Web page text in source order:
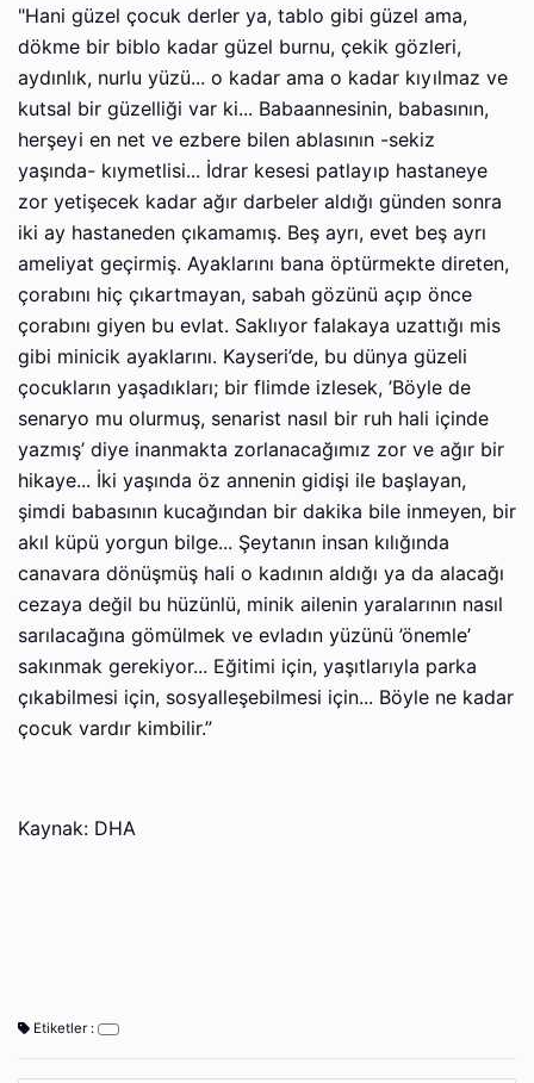
"Hani güzel çocuk derler ya, tablo gibi güzel ama,
dökme bir biblo kadar güzel burnu, çekik gözleri,
aydınlık, nurlu yüzü... o kadar ama o kadar kıyılmaz ve
kutsal bir güzelliği var ki... Babaannesinin, babasının,
herşeyi en net ve ezbere bilen ablasının -sekiz
yaşında- kıymetlisi... İdrar kesesi patlayıp hastaneye
zor yetişecek kadar ağır darbeler aldığı günden sonra
iki ay hastaneden çıkamamış. Beş ayrı, evet beş ayrı
ameliyat geçirmiş. Ayaklarını bana öptürmekte direten,
çorabını hiç çıkartmayan, sabah gözünü açıp önce
çorabını giyen bu evlat. Saklıyor falakaya uzattığı mis
gibi minicik ayaklarını. Kayseri’de, bu dünya güzeli
çocukların yaşadıkları; bir flimde izlesek, ’Böyle de
senaryo mu olurmuş, senarist nasıl bir ruh hali içinde
yazmış’ diye inanmakta zorlanacağımız zor ve ağır bir
hikaye... İki yaşında öz annenin gidişi ile başlayan,
şimdi babasının kucağından bir dakika bile inmeyen, bir
akıl küpü yorgun bilge... Şeytanın insan kılığında
canavara dönüşmüş hali o kadının aldığı ya da alacağı
cezaya değil bu hüzünlü, minik ailenin yaralarının nasıl
sarılacağına gömülmek ve evladın yüzünü ’önemle’
sakınmak gerekiyor... Eğitimi için, yaşıtlarıyla parka
çıkabilmesi için, sosyalleşebilmesi için... Böyle ne kadar
çocuk vardır kimbilir.”
Kaynak: DHA
Etiketler :